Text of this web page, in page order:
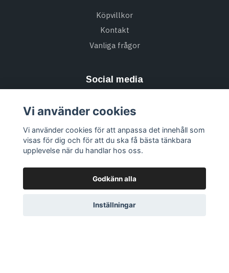
Köpvillkor
Kontakt
Vanliga frågor
Social media
Missa inte alla nyheter & Prenumerera på vårt
nyhetsbrev
Vi använder cookies
Vi använder cookies för att anpassa det innehåll som
visas för dig och för att du ska få bästa tänkbara
upplevelse när du handlar hos oss.
Godkänn alla
Inställningar